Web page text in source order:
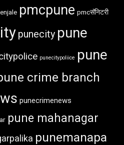
pmcpune pmcसॅनिटरी
punecity pune
punecitypoliice pune
crime branch
punecrimenews
pune mahanagar
punemanapa